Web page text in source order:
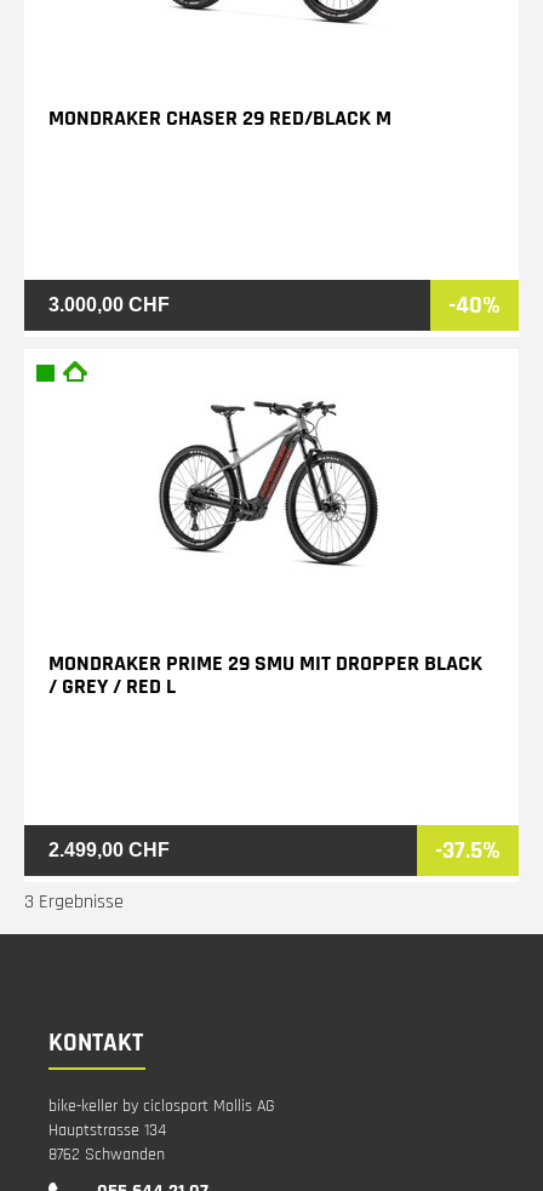
3.000,00 CHF -40%
MONDRAKER CHASER 29 RED/BLACK M
2.499,00 CHF -37.5%
MONDRAKER PRIME 29 SMU MIT DROPPER BLACK
/ GREY / RED L
3 Ergebnisse
KONTAKT
bike-keller by ciclosport Mollis AG
Hauptstrasse 134
8762 Schwanden